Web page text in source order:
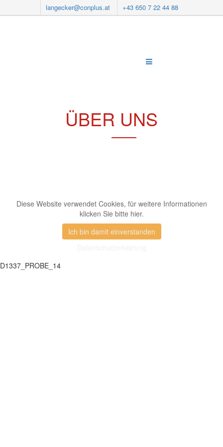
langecker@conplus.at +43 650 7 22 44 88
ÜBER UNS
Diese Website verwendet Cookies, für weitere Informationen
klicken Sie bitte hier.
Ich bin damit einverstanden